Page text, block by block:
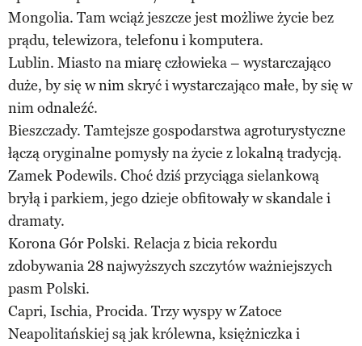
Mongolia. Tam wciąż jeszcze jest możliwe życie bez
prądu, telewizora, telefonu i komputera.
Lublin. Miasto na miarę człowieka – wystarczająco
duże, by się w nim skryć i wystarczająco małe, by się w
nim odnaleźć.
Bieszczady. Tamtejsze gospodarstwa agroturystyczne
łączą oryginalne pomysły na życie z lokalną tradycją.
Zamek Podewils. Choć dziś przyciąga sielankową
bryłą i parkiem, jego dzieje obfitowały w skandale i
dramaty.
Korona Gór Polski. Relacja z bicia rekordu
zdobywania 28 najwyższych szczytów ważniejszych
pasm Polski.
Capri, Ischia, Procida. Trzy wyspy w Zatoce
Neapolitańskiej są jak królewna, księżniczka i